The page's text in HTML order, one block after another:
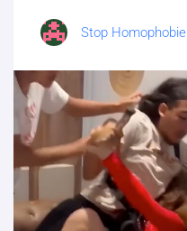
Stop Homophobie